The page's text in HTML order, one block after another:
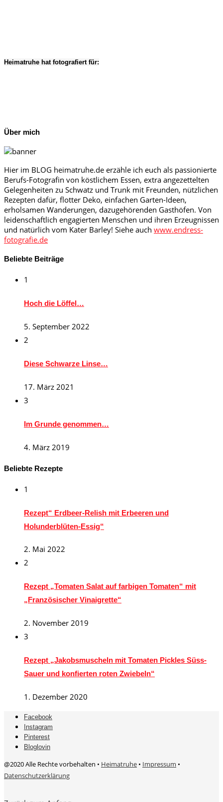
Heimatruhe hat fotografiert für:
Über mich
Hier im BLOG heimatruhe.de erzähle ich euch als passionierte
Berufs-Fotografin von köstlichem Essen, extra angezettelten
Gelegenheiten zu Schwatz und Trunk mit Freunden, nützlichen
Rezepten dafür, flotter Deko, einfachen Garten-Ideen,
erholsamen Wanderungen, dazugehörenden Gasthöfen. Von
leidenschaftlich engagierten Menschen und ihren Erzeugnissen
und natürlich vom Kater Barley! Siehe auch www.endress-
fotografie.de
Beliebte Beiträge
1
Hoch die Löffel…
5. September 2022
2
Diese Schwarze Linse…
17. März 2021
3
Im Grunde genommen…
4. März 2019
Beliebte Rezepte
1
Rezept“ Erdbeer-Relish mit Erbeeren und
Holunderblüten-Essig“
2. Mai 2022
2
Rezept „Tomaten Salat auf farbigen Tomaten“ mit
„Französischer Vinaigrette“
2. November 2019
3
Rezept „Jakobsmuscheln mit Tomaten Pickles Süss-
Sauer und konfierten roten Zwiebeln“
1. Dezember 2020
Facebook
Instagram
Pinterest
Bloglovin
@2020 Alle Rechte vorbehalten • Heimatruhe • Impressum •
Datenschutzerklärung